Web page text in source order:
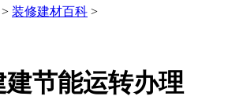
> 装修建材百科 >
节能运转办理